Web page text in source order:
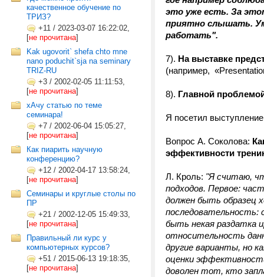
качественное обучение по
ТРИЗ?
+11 / 2023-03-07 16:22:02,
[не прочитана]
Kak ugovorit` shefa chto mne
nano poduchit`sja na seminary
TRIZ-RU
+3 / 2002-02-05 11:11:53,
[не прочитана]
хАчу статью по теме
семинара!
+7 / 2002-06-04 15:05:27,
[не прочитана]
Как пиарить научную
конференцию?
+12 / 2002-04-17 13:58:24,
[не прочитана]
Семинары и круглые столы по
ПР
+21 / 2002-12-05 15:49:33,
[не прочитана]
Правильный ли курс у
компьютерных курсов?
+51 / 2015-06-13 19:18:35,
[не прочитана]
это уже есть. За
приятно слышать.
работать".
7). На выставке
(например,
8). Главной
Я посетил
Вопрос А. Соколова:
эффективности
Л. Кроль: "Я считаю,
подходов. Первое:
должен быть образец
последовательность:
быть некая раздатка
относительность
другие варианты, но
оценки
доволен тот, кто